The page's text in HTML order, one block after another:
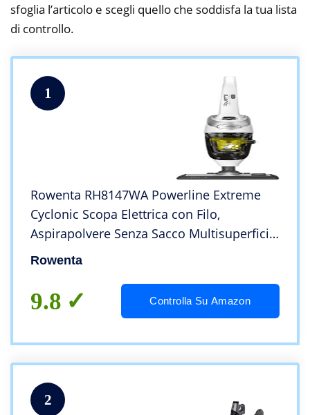
sfoglia l’articolo e scegli quello che soddisfa la tua lista
di controllo.
1
Rowenta RH8147WA Powerline Extreme
Cyclonic Scopa Elettrica con Filo,
Aspirapolvere Senza Sacco Multisuperficie
con Tecnologia Ciclonica, Motore Effitech,
Rowenta
9.8 Controlla Su Amazon
2